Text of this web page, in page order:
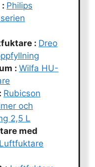
Philips
: Dreo
: Wilfa HU-
Rubicson
och
2,5 L
med